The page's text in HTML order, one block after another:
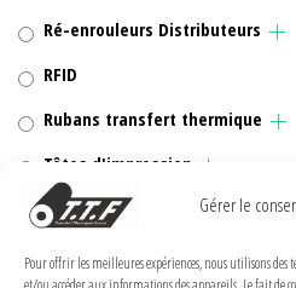
Gérer le
Pour offrir les meilleures expériences, nous utilisons des
Ré-enrouleurs Distributeurs
RFID
Rubans transfert thermique
Têtes d'impression